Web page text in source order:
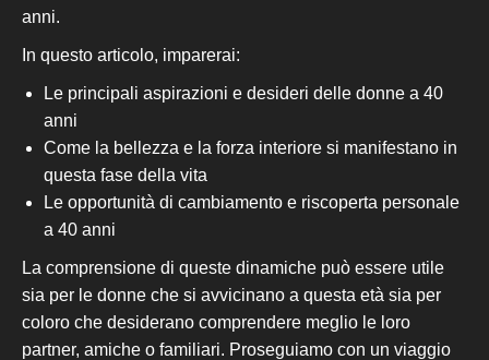
anni.
In questo articolo, imparerai:
Le principali aspirazioni e desideri delle donne a 40
anni
Come la bellezza e la forza interiore si manifestano in
questa fase della vita
Le opportunità di cambiamento e riscoperta personale
a 40 anni
La comprensione di queste dinamiche può essere utile
sia per le donne che si avvicinano a questa età sia per
coloro che desiderano comprendere meglio le loro
partner, amiche o familiari. Proseguiamo con un viaggio